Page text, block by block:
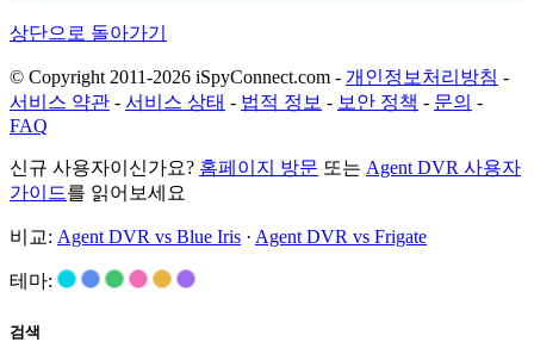
상단으로 돌아가기
© Copyright 2011-2026 iSpyConnect.com - 개인정보처리방침 -
서비스 약관 - 서비스 상태 - 법적 정보 - 보안 정책 - 문의 -
FAQ
신규 사용자이신가요? 홈페이지 방문 또는 Agent DVR 사용자
가이드를 읽어보세요
비교: Agent DVR vs Blue Iris · Agent DVR vs Frigate
테마:
검색